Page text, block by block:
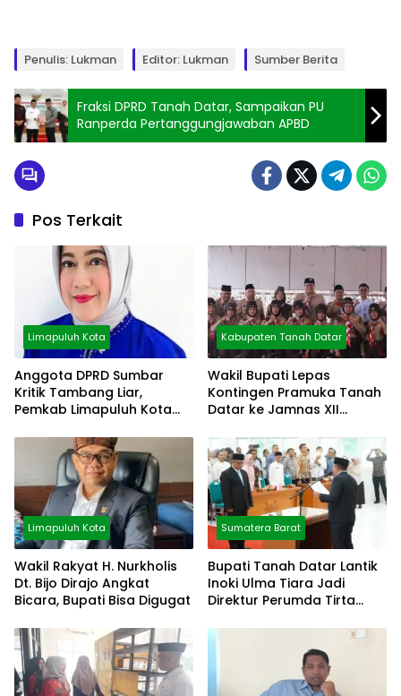
Penulis: Lukman Editor: Lukman Sumber Berita
Fraksi DPRD Tanah Datar, Sampaikan PU
Ranperda Pertanggungjawaban APBD
Pos Terkait
Limapuluh Kota
Anggota DPRD Sumbar
Kritik Tambang Liar,
Pemkab Limapuluh Kota
Kabupaten Tanah Datar
Wakil Bupati Lepas
Kontingen Pramuka Tanah
Datar ke Jamnas XII
Limapuluh Kota
Wakil Rakyat H. Nurkholis
Dt. Bijo Dirajo Angkat
Bicara, Bupati Bisa Digugat
Sumatera Barat
Bupati Tanah Datar Lantik
Inoki Ulma Tiara Jadi
Direktur Perumda Tirta